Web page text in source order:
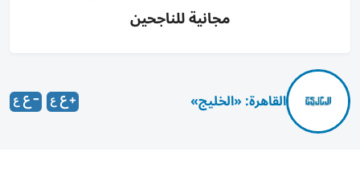
مجانية للناجحين
القاهرة: «الخليج»